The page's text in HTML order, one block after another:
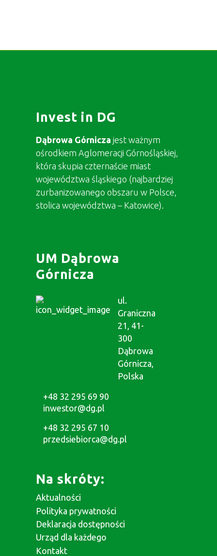
Invest in DG
Dąbrowa Górnicza jest ważnym
ośrodkiem Aglomeracji Górnośląskiej,
która skupia czternaście miast
województwa śląskiego (najbardziej
zurbanizowanego obszaru w Polsce,
stolica województwa – Katowice).
UM Dąbrowa
Górnicza
ul.
Graniczna
21, 41-
300
Dąbrowa
Górnicza,
Polska
+48 32 295 69 90
inwestor@dg.pl
+48 32 295 67 10
przedsiebiorca@dg.pl
Na skróty:
Aktualności
Polityka prywatności
Deklaracja dostępności
Urząd dla każdego
Kontakt